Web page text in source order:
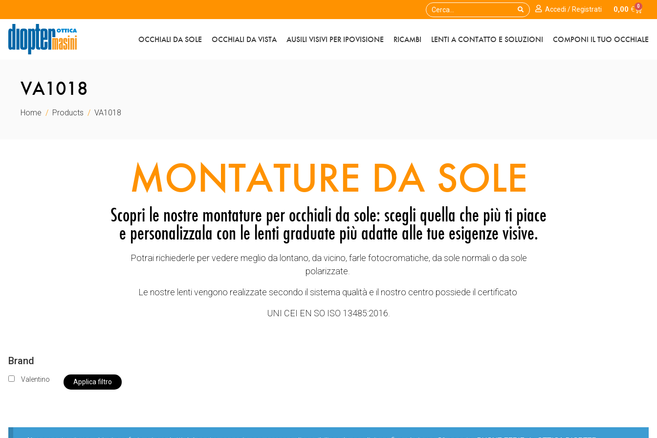
Accedi / Registrati 0,00 € 0
OCCHIALI DA SOLE OCCHIALI DA VISTA AUSILI VISIVI PER IPOVISIONE RICAMBI LENTI A CONTATTO E SOLUZIONI COMPONI IL TUO OCCHIALE
VA1018
Home Products VA1018
MONTATURE DA SOLE
Scopri le nostre montature per occhiali da sole: scegli quella che più ti piace
e personalizzala con le lenti graduate più adatte alle tue esigenze visive.
Potrai richiederle per vedere meglio da lontano, da vicino, farle fotocromatiche, da sole normali o da sole
polarizzate.
Le nostre lenti vengono realizzate secondo il sistema qualità e il nostro centro possiede il certificato
UNI CEI EN SO ISO 13485:2016.
Brand
Valentino Applica filtro